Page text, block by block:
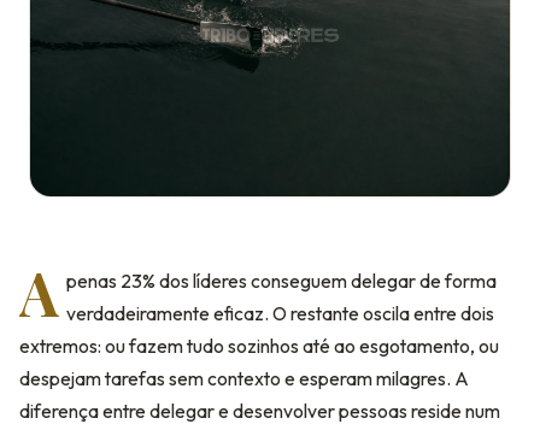
A penas 23% dos líderes conseguem delegar de forma
verdadeiramente eficaz. O restante oscila entre dois
extremos: ou fazem tudo sozinhos até ao esgotamento, ou
despejam tarefas sem contexto e esperam milagres. A
diferença entre delegar e desenvolver pessoas reside num